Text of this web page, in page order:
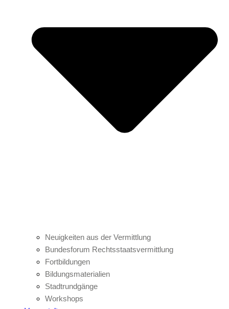
Neuigkeiten aus der Vermittlung
Bundesforum Rechtsstaatsvermittlung
Fortbildungen
Bildungsmaterialien
Stadtrundgänge
Workshops